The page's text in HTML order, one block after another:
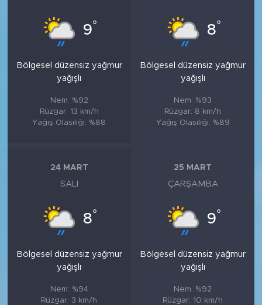
9°
Bölgesel düzensiz yağmur
yağışlı
Nem: %92
Rüzgar: 13 km/h
Yağış Olasılığı: %88
8°
Bölgesel düzensiz yağmur
yağışlı
Nem: %93
Rüzgar: 8 km/h
Yağış Olasılığı: %89
24 MART
SALI
8°
Bölgesel düzensiz yağmur
yağışlı
Nem: %94
Rüzgar: 3 km/h
25 MART
ÇARŞAMBA
9°
Bölgesel düzensiz yağmur
yağışlı
Nem: %92
Rüzgar: 10 km/h